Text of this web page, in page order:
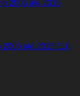
2005 até 2015 (1.0